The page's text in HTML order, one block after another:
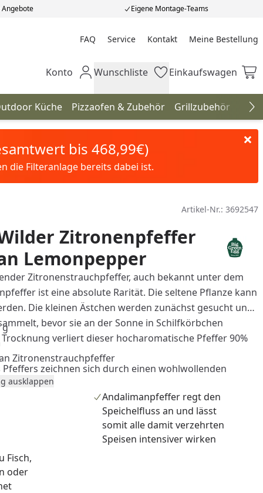
Eigene Montage-Teams
FAQ Service Kontakt Meine Bestellung
Meine Bestellung
Mein Konto
Konto Wunschliste
Wunschliste Einkaufswagen
Einkaufswagen
Küche Pizzaofen & Zubehör Grillzubehör
bis 468,99€)
die Filteranlage bereits dabei ist.
Artikel-Nr.: 3692547
Zitronenpfeffer
Lemonpepper
Zitronenstrauchpfeffer, auch bekannt unter dem
ist eine absolute Rarität. Die seltene Pflanze kann
Die kleinen Ästchen werden zunächst gesucht und
bevor sie an der Sonne in Schilfkörbchen
verliert dieser hocharomatische Pfeffer 90%
Pfeffers zeichnen sich durch einen wohlwollenden
und können ein leichtes Pickeln im Mundraum
der Andalimanpfeffer den Speichelfluss an und lässt
Speisen intensiver wirken. Wir empfehlen, ihn
und als Finish zu Fisch, Meeresfrüchten oder
und Salsas verleiht der Pfeffer eine einzigartige Note.
auch mitgekocht oder -gegart werden, verliert dadurch
Intensität.
g
Zitronenstrauchpfeffer
ausklappen
Andalimanpfeffer regt den
Speichelfluss an und lässt
somit alle damit verzehrten
Speisen intensiver wirken
Fisch,
oder